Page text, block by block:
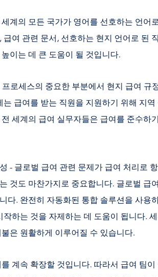
계의 모든 국가가 영어를 선호하는 언어
급여 관련 문서, 선호하는 현지 언어로 된
이는 데 큰 도움이 될 것입니다.
로세스의 중요한 부분에서 현지 급여 규
급여를 받는 직원을 지원하기 위해 지역
세계의 급여 실무자들은 급여를 준수하
- 글로벌 급여 관련 문제가 급여 처리로
것도 마찬가지로 중요합니다. 글로벌 급
다. 완전히 자동화된 통합 솔루션을 사용
하는 것을 자제하는 데 도움이 됩니다.
은 원활하게 이루어질 수 있습니다.
계속 확장할 것입니다. 따라서 급여 팀